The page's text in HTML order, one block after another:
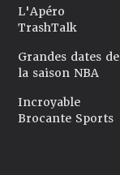
L'Apéro
TrashTalk
Grandes dates de
la saison NBA
Incroyable
Brocante Sports